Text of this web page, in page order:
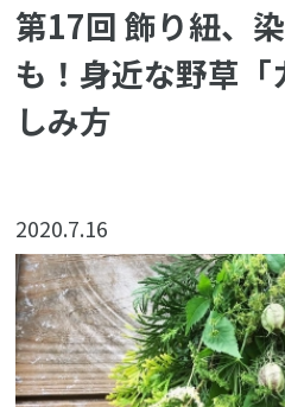
第17回 飾り紐、
も！身近な野草
しみ方
2020.7.16